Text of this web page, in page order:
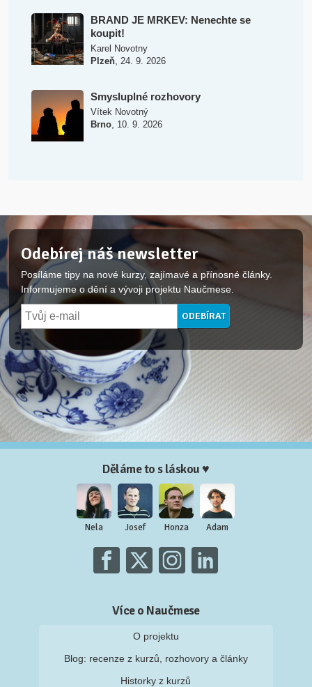
BRAND JE MRKEV: Nenechte se
koupit!
Karel Novotny
Plzeň, 24. 9. 2026
Smysluplné rozhovory
Vítek Novotný
Brno, 10. 9. 2026
Odebírej náš newsletter
Posíláme tipy na nové kurzy, zajímavé a přínosné články.
Informujeme o dění a vývoji projektu Naučmese.
Děláme to s láskou ♥
Nela Josef Honza Adam
Více o Naučmese
O projektu
Blog: recenze z kurzů, rozhovory a články
Historky z kurzů